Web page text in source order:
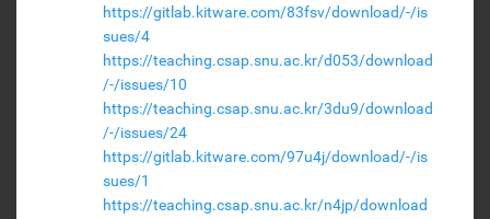
https://gitlab.kitware.com/83fsv/download/-/is
sues/4
https://teaching.csap.snu.ac.kr/d053/download
/-/issues/10
https://teaching.csap.snu.ac.kr/3du9/download
/-/issues/24
https://gitlab.kitware.com/97u4j/download/-/is
sues/1
https://teaching.csap.snu.ac.kr/n4jp/download